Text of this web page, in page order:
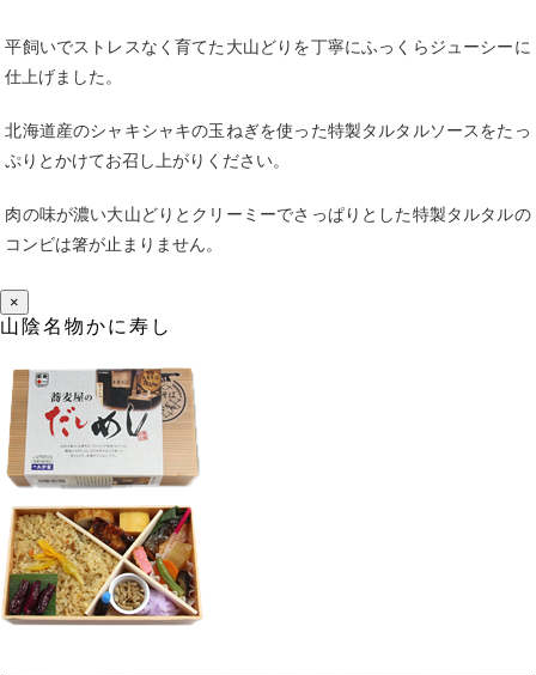
平飼いでストレスなく育てた大山どりを丁寧にふっくらジューシーに
仕上げました。
北海道産のシャキシャキの玉ねぎを使った特製タルタルソースをたっ
ぷりとかけてお召し上がりください。
肉の味が濃い大山どりとクリーミーでさっぱりとした特製タルタルの
コンビは箸が止まりません。
×
山陰名物かに寿し